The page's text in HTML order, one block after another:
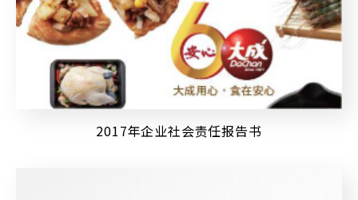
2017年企业社会责任报告书